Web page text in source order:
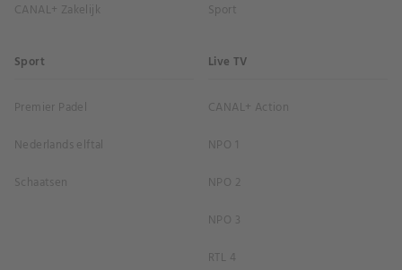
CANAL+ Zakelijk
Sport
Sport
Premier Padel
Nederlands elftal
Schaatsen
Live TV
CANAL+ Action
NPO 1
NPO 2
NPO 3
RTL 4